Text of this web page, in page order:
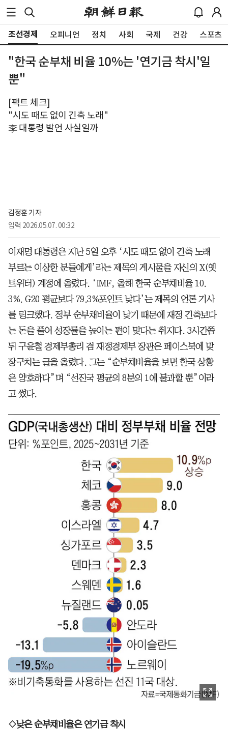
조선경제 오피니언 정치 사회 국제 건강 스포츠
"한국 순부채 비율 10%는 '연기금 착시'일
뿐"
[팩트 체크]
"시도 때도 없이 긴축 노래"
李 대통령 발언 사실일까
김정훈 기자
입력 2026.05.07. 00:32
이재명 대통령은 지난 5일 오후 ‘시도 때도 없이 긴축 노래
부르는 이상한 분들에게’라는 제목의 게시물을 자신의 X(옛
트위터) 계정에 올렸다. ‘IMF, 올해 한국 순부채비율 10.
3%. G20 평균보다 79.3%포인트 낮다’는 제목의 언론 기사
를 링크했다. 정부 순부채비율이 낮기 때문에 재정 긴축보다
는 돈을 풀어 성장률을 높이는 편이 맞다는 취지다. 3시간쯤
뒤 구윤철 경제부총리 겸 재정경제부 장관은 페이스북에 맞
장구치는 글을 올렸다. 그는 “순부채비율을 보면 한국 상황
은 양호하다”며 “선진국 평균의 8분의 1에 불과할 뿐”이라
고 썼다.
◇낮은 순부채비율은 연기금 착시